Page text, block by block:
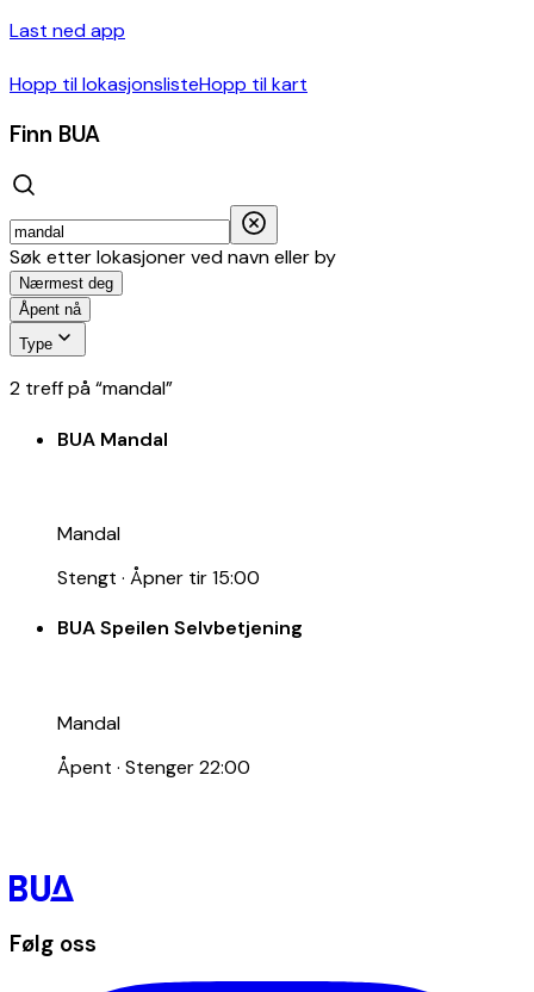
Last ned app
Hopp til lokasjonslisteHopp til kart
Finn BUA
Søk etter lokasjoner ved navn eller by
Nærmest deg
Åpent nå
Type
2 treffpå“mandal”
BUA Mandal
Mandal
Stengt · Åpner tir 15:00
BUA Speilen Selvbetjening
Mandal
Åpent · Stenger 22:00
Følg oss